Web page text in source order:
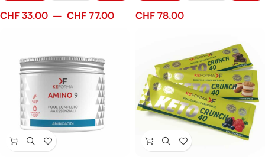
CHF 33.00 – CHF 77.00 CHF 78.00